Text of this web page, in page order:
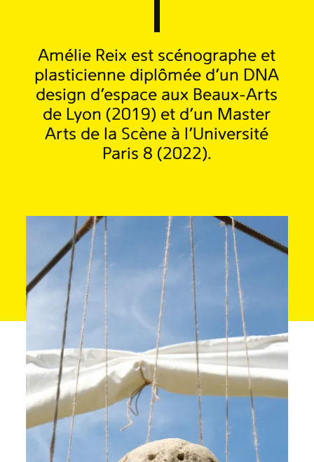
Amélie Reix est scénographe et
plasticienne diplômée d’un DNA
design d’espace aux Beaux-Arts
de Lyon (2019) et d’un Master
Arts de la Scène à l’Université
Paris 8 (2022).